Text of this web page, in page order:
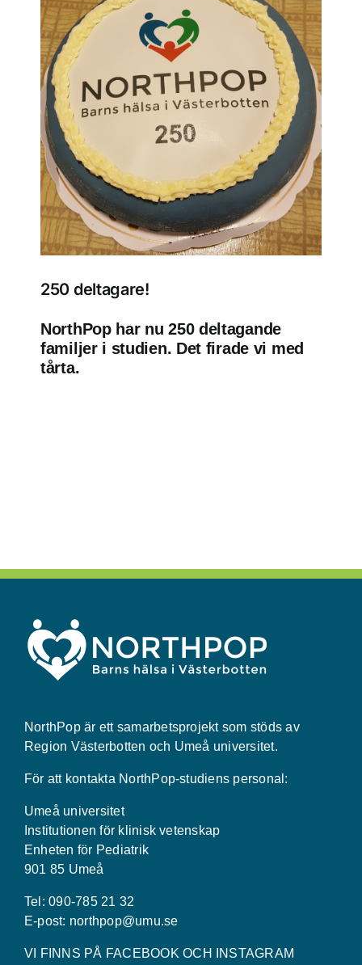
Frågor och svar
Kontakt
Filmer
För deltagare
NorthMom
250 deltagare!
NorthPop har nu 250 deltagande
familjer i studien. Det firade vi med
tårta.
NorthPop är ett samarbetsprojekt som stöds av
Region Västerbotten och Umeå universitet.
För att kontakta NorthPop-studiens personal:
Umeå universitet
Institutionen för klinisk vetenskap
Enheten för Pediatrik
901 85 Umeå
Tel: 090-785 21 32
E-post: northpop@umu.se
VI FINNS PÅ FACEBOOK OCH INSTAGRAM